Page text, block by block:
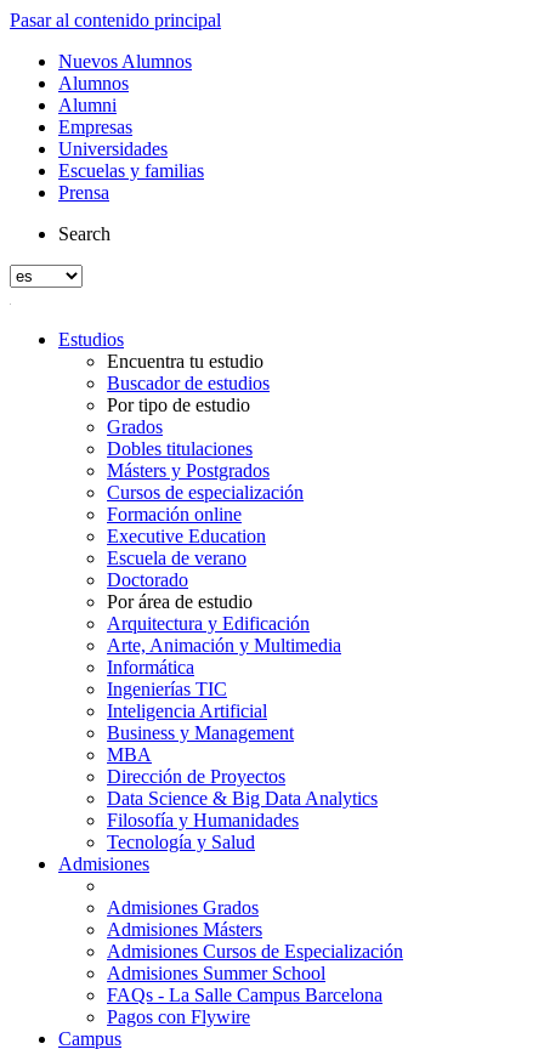
Pasar al contenido principal
Nuevos Alumnos
Alumnos
Alumni
Empresas
Universidades
Escuelas y familias
Prensa
Search
Estudios
Encuentra tu estudio
Buscador de estudios
Por tipo de estudio
Grados
Dobles titulaciones
Másters y Postgrados
Cursos de especialización
Formación online
Executive Education
Escuela de verano
Doctorado
Por área de estudio
Arquitectura y Edificación
Arte, Animación y Multimedia
Informática
Ingenierías TIC
Inteligencia Artificial
Business y Management
MBA
Dirección de Proyectos
Data Science & Big Data Analytics
Filosofía y Humanidades
Tecnología y Salud
Admisiones
Admisiones Grados
Admisiones Másters
Admisiones Cursos de Especialización
Admisiones Summer School
FAQs - La Salle Campus Barcelona
Pagos con Flywire
Campus